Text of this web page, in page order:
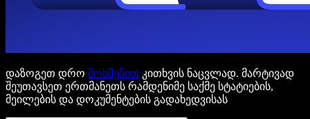
დაზოგეთ დრო მოსმენით კითხვის ნაცვლად. მარტივად
შეუთავსეთ ერთმანეთს რამდენიმე საქმე სტატიების,
მეილების და დოკუმენტების გადახედვისას